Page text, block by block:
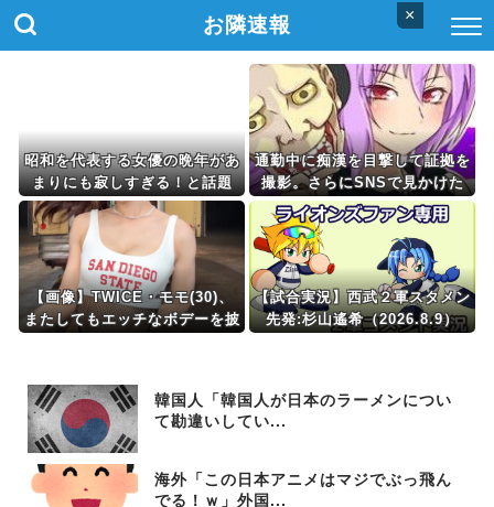
×
お隣速報
昭和を代表する女優の晩年があ
まりにも寂しすぎる！と話題
に、自身の子供を餓死する寸前
までネグレクトした挙句……
通勤中に痴漢を目撃して証拠を
撮影。さらにSNSで見かけた
ある方法を実践すると、思わぬ
展開になって…
【画像】TWICE・モモ(30)、
またしてもエッチなボデーを披
【試合実況】西武２軍スタメン
先発:杉山遙希（2026.8.9）
韓国人「韓国人が日本のラーメンについ
て勘違いしてい...
海外「この日本アニメはマジでぶっ飛ん
でる！ｗ」外国...